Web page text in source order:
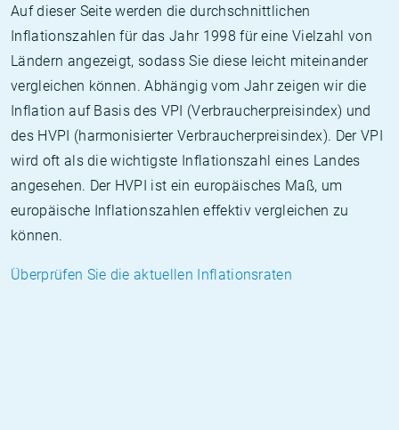
Auf dieser Seite werden die durchschnittlichen
Inflationszahlen für das Jahr 1998 für eine Vielzahl von
Ländern angezeigt, sodass Sie diese leicht miteinander
vergleichen können. Abhängig vom Jahr zeigen wir die
Inflation auf Basis des VPI (Verbraucherpreisindex) und
des HVPI (harmonisierter Verbraucherpreisindex). Der VPI
wird oft als die wichtigste Inflationszahl eines Landes
angesehen. Der HVPI ist ein europäisches Maß, um
europäische Inflationszahlen effektiv vergleichen zu
können.
Überprüfen Sie die aktuellen Inflationsraten